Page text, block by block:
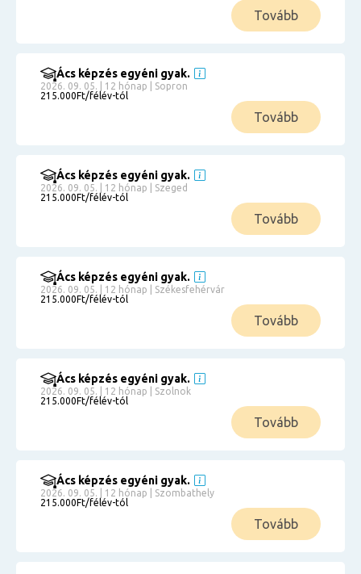
Tovább
Ács képzés egyéni gyak.
2026. 09. 05. | 12 hónap | Sopron
215.000Ft/félév-tól
Tovább
Ács képzés egyéni gyak.
2026. 09. 05. | 12 hónap | Szeged
215.000Ft/félév-tól
Tovább
Ács képzés egyéni gyak.
2026. 09. 05. | 12 hónap | Székesfehérvár
215.000Ft/félév-tól
Tovább
Ács képzés egyéni gyak.
2026. 09. 05. | 12 hónap | Szolnok
215.000Ft/félév-tól
Tovább
Ács képzés egyéni gyak.
2026. 09. 05. | 12 hónap | Szombathely
215.000Ft/félév-tól
Tovább